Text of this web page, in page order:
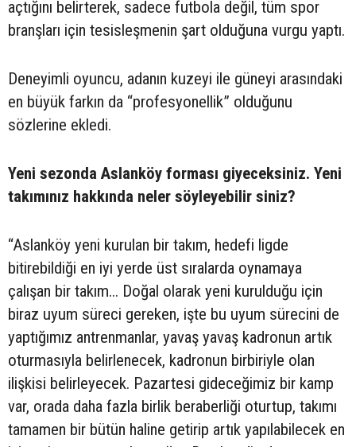
açtığını belirterek, sadece futbola değil, tüm spor
branşları için tesisleşmenin şart olduğuna vurgu yaptı.
Deneyimli oyuncu, adanın kuzeyi ile güneyi arasındaki
en büyük farkın da “profesyonellik” olduğunu
sözlerine ekledi.
Yeni sezonda Aslanköy forması giyeceksiniz. Yeni
takımınız hakkında neler söyleyebilir siniz?
“Aslanköy yeni kurulan bir takım, hedefi ligde
bitirebildiği en iyi yerde üst sıralarda oynamaya
çalışan bir takım... Doğal olarak yeni kurulduğu için
biraz uyum süreci gereken, işte bu uyum sürecini de
yaptığımız antrenmanlar, yavaş yavaş kadronun artık
oturmasıyla belirlenecek, kadronun birbiriyle olan
ilişkisi belirleyecek. Pazartesi gideceğimiz bir kamp
var, orada daha fazla birlik beraberliği oturtup, takımı
tamamen bir bütün haline getirip artık yapılabilecek en